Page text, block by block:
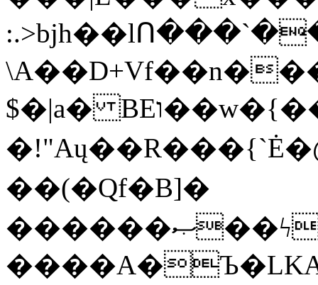
$�|a� BEו��w�{���;���q�X��d%�������W� hU�(�1�Ū}9�S�F<��i�L3�;�
��(�Qf�B]�
������ޞ��ϟak��r��_39$�8�p���7�2�yIZ�R��x��/